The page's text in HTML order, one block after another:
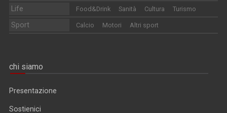
Life Food&Drink Sanità Cultura Turismo
Sport Calcio Motori Altri sport
chi siamo
Presentazione
Sostienici